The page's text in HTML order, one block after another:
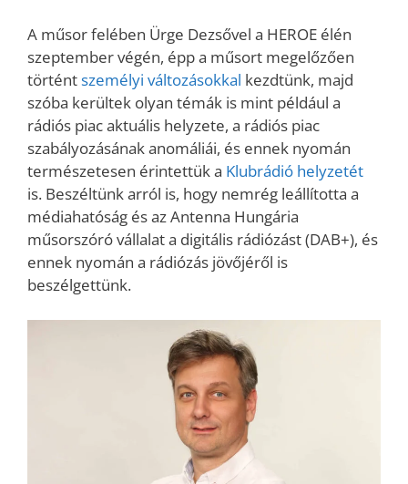
A műsor felében Ürge Dezsővel a HEROE élén
szeptember végén, épp a műsort megelőzően
történtszemélyi változásokkal kezdtünk, majd
szóba kerültek olyan témák is mint például a
rádiós piac aktuális helyzete, a rádiós piac
szabályozásának anomáliái, és ennek nyomán
természetesen érintettük a Klubrádió helyzetét
is. Beszéltünk arról is, hogy nemrég leállította a
médiahatóság és az Antenna Hungária
műsorszóró vállalat a digitális rádiózást (DAB+), és
ennek nyomán a rádiózás jövőjéről is
beszélgettünk.